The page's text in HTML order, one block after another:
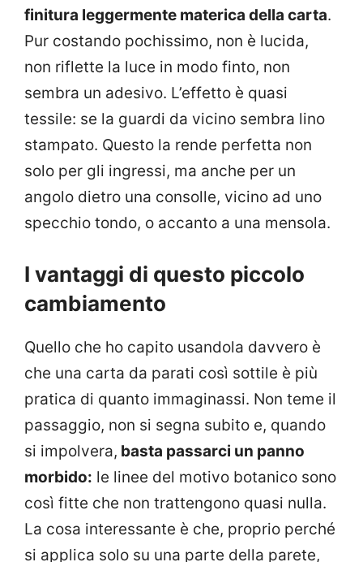
finitura leggermente materica della carta.
Pur costando pochissimo, non è lucida,
non riflette la luce in modo finto, non
sembra un adesivo. L’effetto è quasi
tessile: se la guardi da vicino sembra lino
stampato. Questo la rende perfetta non
solo per gli ingressi, ma anche per un
angolo dietro una consolle, vicino ad uno
specchio tondo, o accanto a una mensola.
I vantaggi di questo piccolo
cambiamento
Quello che ho capito usandola davvero è
che una carta da parati così sottile è più
pratica di quanto immaginassi. Non teme il
passaggio, non si segna subito e, quando
si impolvera, basta passarci un panno
morbido: le linee del motivo botanico sono
così fitte che non trattengono quasi nulla.
La cosa interessante è che, proprio perché
si applica solo su una parte della parete,